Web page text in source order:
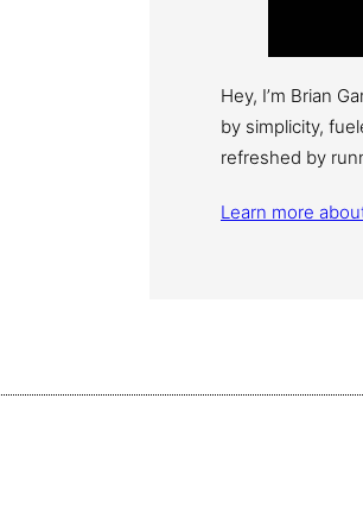
Hey, I’m Brian
by simplicity,
refreshed by
Learn more